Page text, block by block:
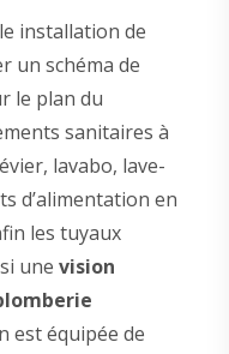
installation de
un schéma de
le plan du
sanitaires à
lavabo, lave-
d’alimentation en
les tuyaux
une vision
est équipée de